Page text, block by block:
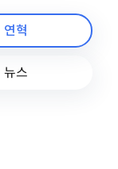
연혁
뉴스